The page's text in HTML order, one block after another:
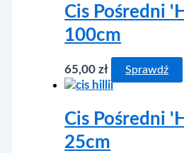
Cis Pośredni
100cm
65,00zł Sprawdź
Cis Pośredni
25cm